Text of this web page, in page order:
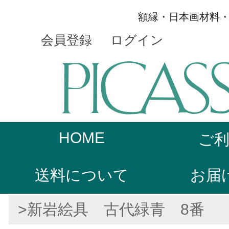
額縁・日本画材料
会員登録 ログイン
HOME ご
送料について お届
>新岩絵具 古代緑青 8番